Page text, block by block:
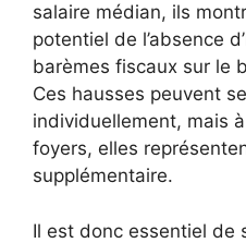
salaire médian, ils
potentiel de l’absence
barèmes fiscaux sur le
Ces hausses peuvent
individuellement, mais
foyers, elles
supplémentaire.
Il est donc essentiel de